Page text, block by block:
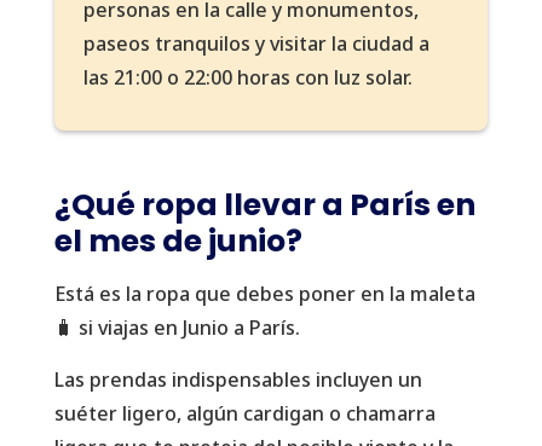
personas en la calle y monumentos,
paseos tranquilos y visitar la ciudad a
las 21:00 o 22:00 horas con luz solar.
¿Qué ropa llevar a París en
el mes de junio?
Está es la ropa que debes poner en la maleta
🧳 si viajas en Junio a París.
Las prendas indispensables incluyen un
suéter ligero, algún cardigan o chamarra